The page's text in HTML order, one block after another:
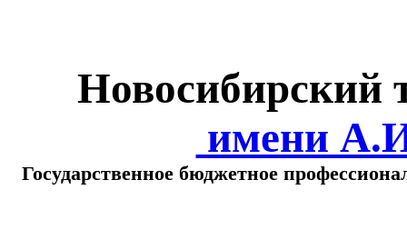
Новосибирский
имени
Государственное бюджетное